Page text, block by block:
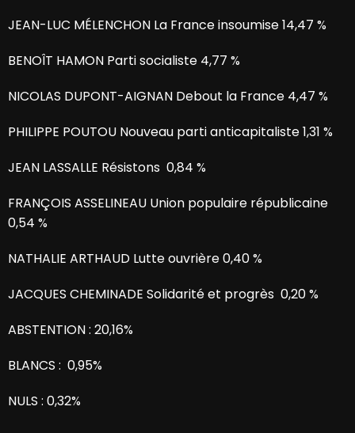
JEAN-LUC MÉLENCHON La France insoumise 14,47 %
BENOÎT HAMON Parti socialiste 4,77 %
NICOLAS DUPONT-AIGNAN Debout la France 4,47 %
PHILIPPE POUTOU Nouveau parti anticapitaliste 1,31 %
JEAN LASSALLE Résistons 0,84 %
FRANÇOIS ASSELINEAU Union populaire républicaine
0,54 %
NATHALIE ARTHAUD Lutte ouvrière 0,40 %
JACQUES CHEMINADE Solidarité et progrès 0,20 %
ABSTENTION : 20,16%
BLANCS : 0,95%
NULS : 0,32%